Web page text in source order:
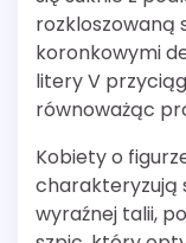
rozkloszowaną
koronkowymi
litery V
równoważąc
Kobiety o
charakteryzują
wyraźnej talii,